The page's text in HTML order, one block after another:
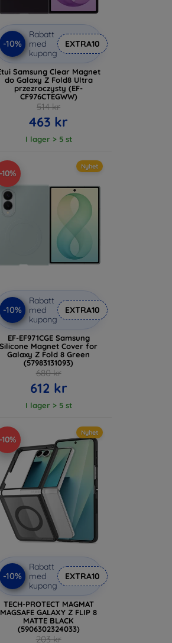
-10%
Rabatt
med
kupong
EXTRA10
Samsung Clear Magnet
do Galaxy Z Fold8 Ultra
przezroczysty (EF-
CF976CTEGWW)
514 kr
463 kr
I lager > 5 st
-10%
Nyhet
-10%
Rabatt
med
kupong
EXTRA10
EF-EF971CGE Samsung
Silicone Magnet Cover for
Galaxy Z Fold 8 Green
(57983131093)
680 kr
612 kr
I lager > 5 st
-10%
Nyhet
-10%
Rabatt
med
kupong
EXTRA10
TECH-PROTECT MAGMAT
MAGSAFE GALAXY Z FLIP 8
MATTE BLACK
(5906302324033)
203 kr